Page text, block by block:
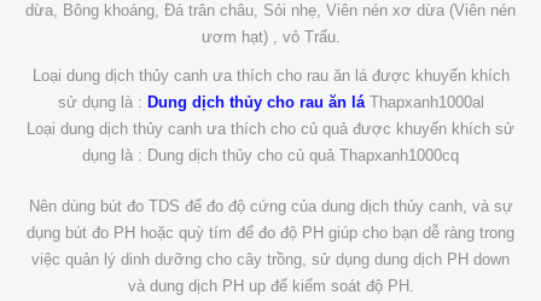
dừa, Bông khoáng, Đá trân châu, Sỏi nhẹ, Viên nén xơ dừa (Viên nén
ươm hạt) , vỏ Trấu.
Loại dung dịch thủy canh ưa thích cho rau ăn lá được khuyến khích
sử dụng là : Dung dịch thủy cho rau ăn láThapxanh1000al
Loại dung dịch thủy canh ưa thích cho củ quả được khuyến khích sử
dụng là : Dung dịch thủy cho củ quả Thapxanh1000cq
Nên dùng bút đo TDS để đo độ cứng của dung dịch thủy canh, và sự
dụng bút đo PH hoặc quỳ tím để đo độ PH giúp cho bạn dễ ràng trong
việc quản lý dinh dưỡng cho cây trồng, sử dụng dung dịch PH down
và dung dịch PH up để kiểm soát độ PH.